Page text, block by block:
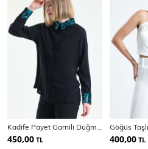
450,00 TL 400,00 TL